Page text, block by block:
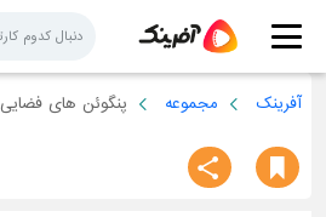
آفرینک مجموعه پنگوئن های فضایی